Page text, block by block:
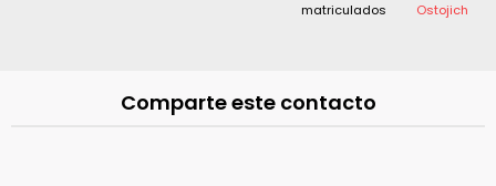
matriculados
Ostojich
Comparte este contacto